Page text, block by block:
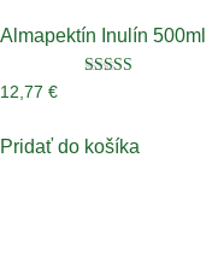
Almapektín Inulín 500ml
12,77 €
Pridať do košíka